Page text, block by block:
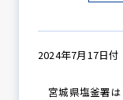
2024年7月17日
宮城県塩釜署は